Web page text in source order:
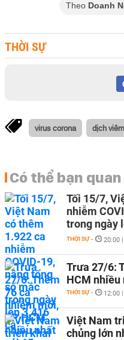
Theo Doanh
THỜI SỰ
virus corona dịch
Có thể bạn
Tối 15/7,
nhiễm
trong ngày
THỜI SỰ - 20:00
Trưa 27/6:
HCM nhiều
THỜI SỰ - 12:00
Việt Nam
chủng lớn